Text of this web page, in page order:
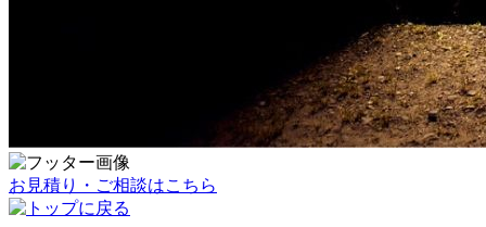
お見積り・ご相談はこちら